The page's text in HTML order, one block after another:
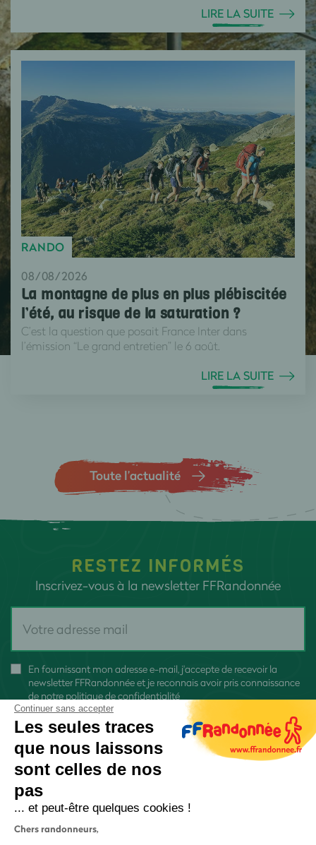
LIRE LA SUITE
RANDO
08/08/2026
La montagne de plus en plus plébiscitée
l’été, au risque de la saturation ?
C’est la question que posait France Inter dans
l’émission “Le grand entretien” le 6 août.
LIRE LA SUITE
Toute l’actualité
RESTEZ INFORMÉS
Inscrivez-vous à la newsletter FFRandonnée
En fournissant mon adresse e-mail, j'accepte de recevoir la
newsletter FFRandonnée et je reconnais avoir pris connaissance
de notre politique de confidentialité
Continuer sans accepter
Les seules traces
que nous laissons
sont celles de nos
pas
... et peut-être quelques cookies !
Chers randonneurs,